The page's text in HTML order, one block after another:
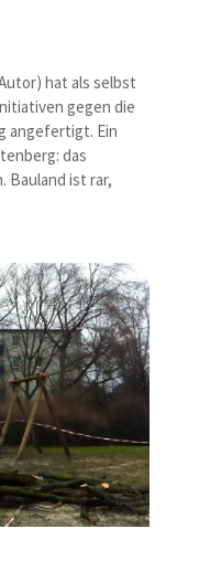
hat als selbst
gegen die
angefertigt. Ein
das
Bauland ist rar,